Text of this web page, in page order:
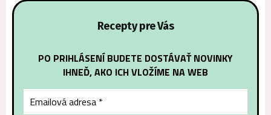
Recepty pre Vás
PO PRIHLÁSENÍ BUDETE DOSTÁVAŤ NOVINKY
IHNEĎ, AKO ICH VLOŽÍME NA WEB